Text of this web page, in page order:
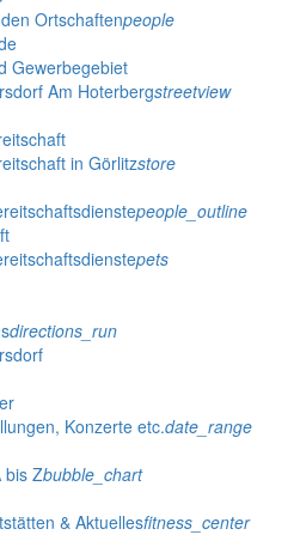
Ortschaftenpeople
Gewerbegebiet
Am Hoterbergstreetview
in Görlitzstore
people_outline
pets
directions_run
Konzerte etc.date_range
bis Zbubble_chart
& Aktuellesfitness_center